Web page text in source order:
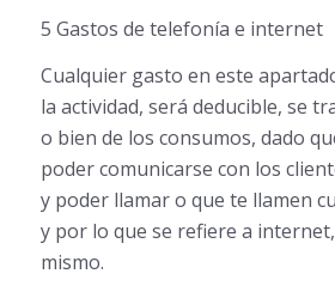
5 Gastos de telefonía e internet
Cualquier gasto en este
la actividad, será deducible, se
o bien de los consumos, dado
poder comunicarse con los
y poder llamar o que te llamen
y por lo que se refiere a
mismo.